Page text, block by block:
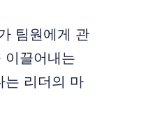
팀원에게 관
이끌어내는
는 리더의 마